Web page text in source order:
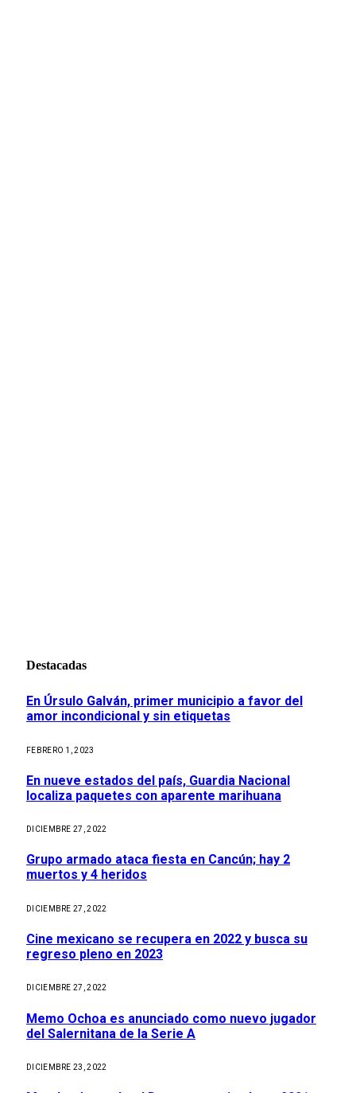
Destacadas
En Úrsulo Galván, primer municipio a favor del
amor incondicional y sin etiquetas
FEBRERO 1, 2023
En nueve estados del país, Guardia Nacional
localiza paquetes con aparente marihuana
DICIEMBRE 27, 2022
Grupo armado ataca fiesta en Cancún; hay 2
muertos y 4 heridos
DICIEMBRE 27, 2022
Cine mexicano se recupera en 2022 y busca su
regreso pleno en 2023
DICIEMBRE 27, 2022
Memo Ochoa es anunciado como nuevo jugador
del Salernitana de la Serie A
DICIEMBRE 23, 2022